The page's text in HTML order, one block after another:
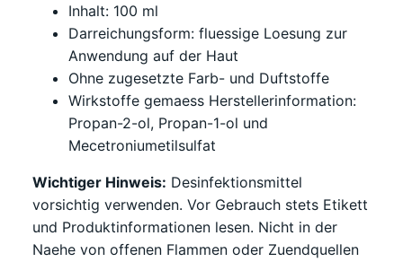
Inhalt: 100 ml
Darreichungsform: fluessige Loesung zur
Anwendung auf der Haut
Ohne zugesetzte Farb- und Duftstoffe
Wirkstoffe gemaess Herstellerinformation:
Propan-2-ol, Propan-1-ol und
Mecetroniumetilsulfat
Wichtiger Hinweis: Desinfektionsmittel
vorsichtig verwenden. Vor Gebrauch stets Etikett
und Produktinformationen lesen. Nicht in der
Naehe von offenen Flammen oder Zuendquellen